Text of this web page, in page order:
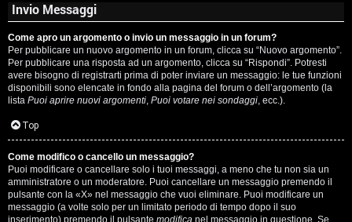
Invio Messaggi
Come apro un argomento o invio un messaggio in un forum?
Per pubblicare un nuovo argomento in un forum, clicca su “Nuovo argomento”.
Per pubblicare una risposta ad un argomento, clicca su “Rispondi”. Potresti
avere bisogno di registrarti prima di poter inviare un messaggio: le tue funzioni
disponibili sono elencate in fondo alla pagina del forum o dell’argomento (la
lista Puoi aprire nuovi argomenti, Puoi votare nei sondaggi, ecc.).
Top
Come modifico o cancello un messaggio?
Puoi modificare o cancellare solo i tuoi messaggi, a meno che tu non sia un
amministratore o un moderatore. Puoi cancellare un messaggio premendo il
pulsante con la «X» nel messaggio che vuoi eliminare. Puoi modificare un
messaggio (a volte solo per un limitato periodo di tempo dopo il suo
inserimento) premendo il pulsante modifica nel messaggio in questione. Se
P
e
r
c
o
r
s
i